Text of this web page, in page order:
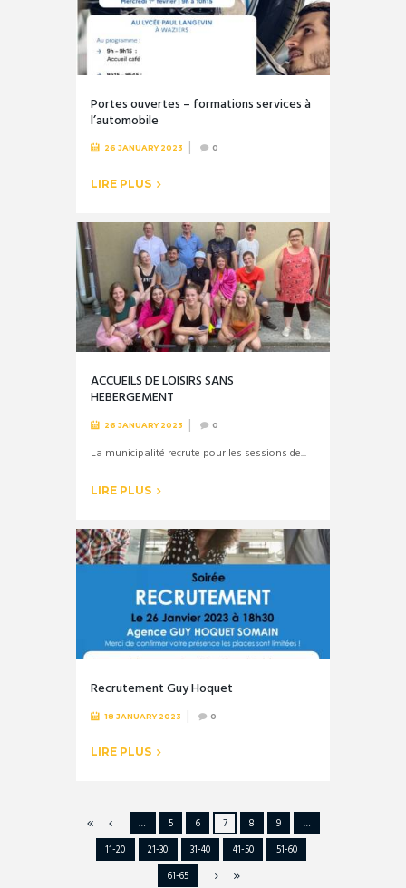
Portes ouvertes – formations services à
l’automobile
26 JANUARY 2023 0
LIRE PLUS
ACCUEILS DE LOISIRS SANS
HEBERGEMENT
26 JANUARY 2023 0
La municipalité recrute pour les sessions de...
LIRE PLUS
Recrutement Guy Hoquet
18 JANUARY 2023 0
LIRE PLUS
… 5 6 7 8 9
…
11-20
21-30 31-40 41-50
51-60
61-65